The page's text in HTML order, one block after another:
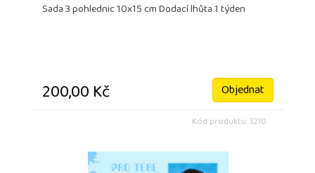
Sada 3 pohlednic 10x15 cm Dodací lhůta 1 týden
200,00 Kč Objednat
Kód produktu: 3210